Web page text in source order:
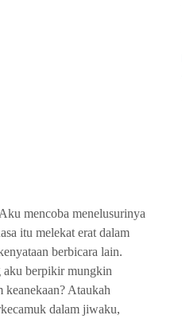
mencoba menelusurinya
itu melekat erat dalam
berbicara lain.
aku berpikir mungkin
keanekaan? Ataukah
dalam jiwaku,